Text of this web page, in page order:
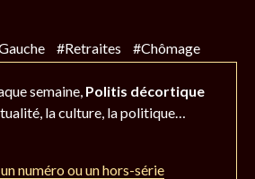
#Retraites #Chômage
semaine, Politis décortique
la culture, la politique…
numéro ou un hors-série